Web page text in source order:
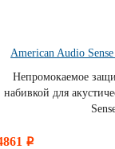
American Audio
Непромокаемое
набивкой для
i